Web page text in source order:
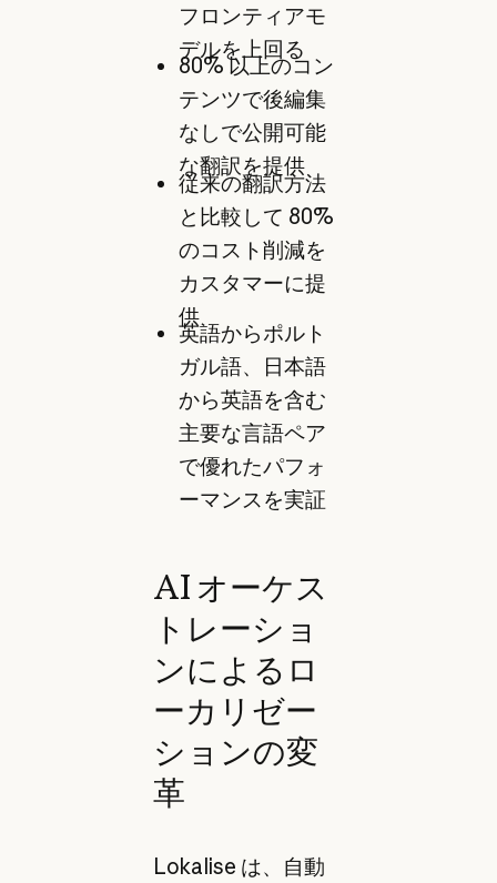
フロンティアモ
デルを上回る
80% 以上のコン
テンツで後編集
なしで公開可能
な翻訳を提供
従来の翻訳方法
と比較して 80%
のコスト削減を
カスタマーに提
供
英語からポルト
ガル語、日本語
から英語を含む
主要な言語ペア
で優れたパフォ
ーマンスを実証
AI オーケス
トレーショ
ンによるロ
ーカリゼー
ションの変
革
Lokalise は、自動